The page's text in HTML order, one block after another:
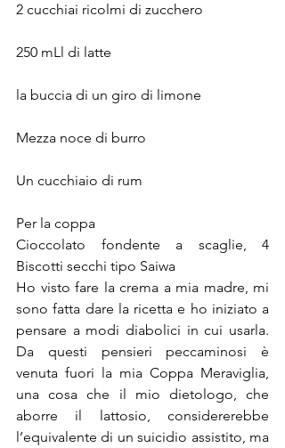
2 cucchiai ricolmi di zucchero
250 mLl di latte
la buccia di un giro di limone
Mezza noce di burro
Un cucchiaio di rum
Per la coppa
Cioccolato fondente a scaglie, 4
Biscotti secchi tipo Saiwa
Ho visto fare la crema a mia madre, mi
sono fatta dare la ricetta e ho iniziato a
pensare a modi diabolici in cui usarla.
Da questi pensieri peccaminosi è
venuta fuori la mia Coppa Meraviglia,
una cosa che il mio dietologo, che
aborre il lattosio, considererebbe
l’equivalente di un suicidio assistito, ma